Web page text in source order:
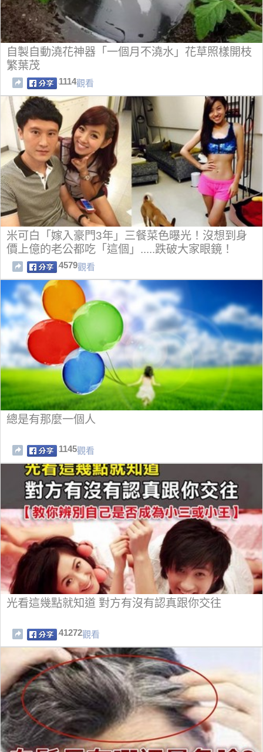
自製自動澆花神器「一個月不澆水」花草照樣開枝
繁葉茂
1114觀看
米可白「嫁入豪門3年」三餐菜色曝光！沒想到身
價上億的老公都吃「這個」.....跌破大家眼鏡！
4579觀看
總是有那麼一個人
1145觀看
光看這幾點就知道 對方有沒有認真跟你交往
41272觀看